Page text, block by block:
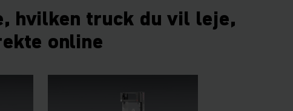
hvilken truck du vil leje,
online